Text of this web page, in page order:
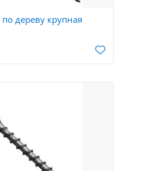
дереву крупная